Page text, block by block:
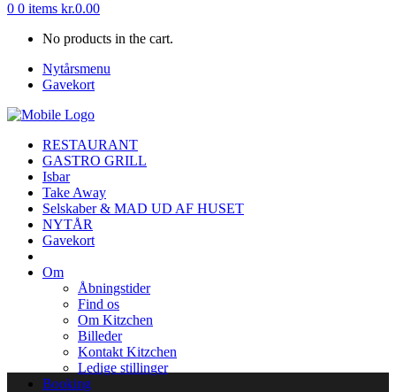
0 0 items kr.0.00
No products in the cart.
Nytårsmenu
Gavekort
RESTAURANT
GASTRO GRILL
Isbar
Take Away
Selskaber & MAD UD AF HUSET
NYTÅR
Gavekort
Om
Åbningstider
Find os
Om Kitzchen
Billeder
Kontakt Kitzchen
Ledige stillinger
Booking